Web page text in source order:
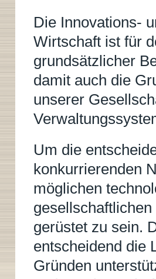
Die Innovations-
Wirtschaft ist für
grundsätzlicher
damit auch die
unserer
Um die
konkurrierenden
möglichen
gerüstet zu sein.
entscheidend die
Gründen